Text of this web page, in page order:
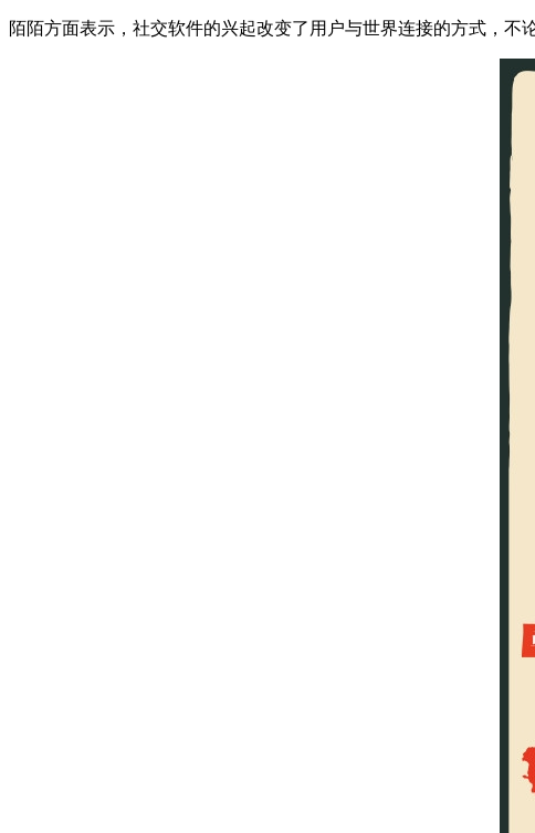
陌陌方面表示，社交软件的兴起改变了用户与世界连接的方式，不